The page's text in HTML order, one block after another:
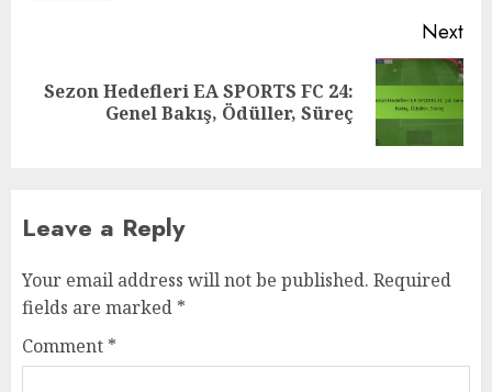
Next
Next
Sezon Hedefleri EA SPORTS FC 24:
Genel Bakış, Ödüller, Süreç
Leave a Reply
Your email address will not be published. Required
fields are marked *
Comment *